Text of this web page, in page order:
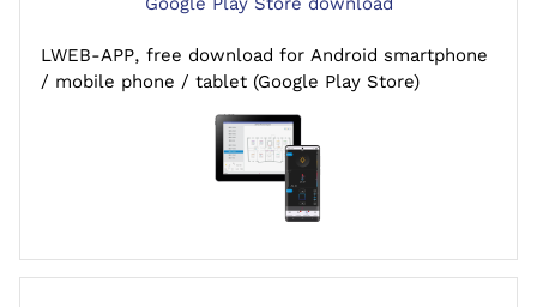
LWEB-APP, free download for Android smartphone
/ mobile phone / tablet (Google Play Store)